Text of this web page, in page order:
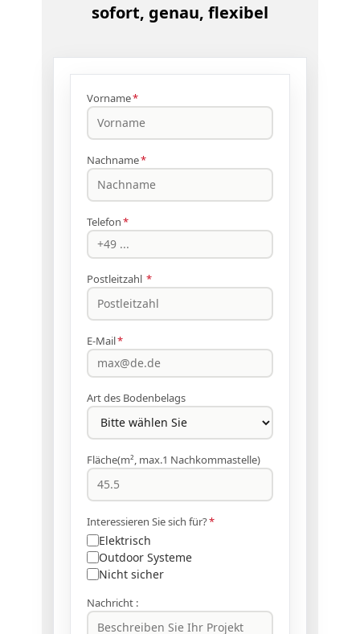
sofort, genau, flexibel
Vorname*
Nachname*
Telefon*
Postleitzahl *
E-Mail*
Art des Bodenbelags
Fläche(m², max.1 Nachkommastelle)
Interessieren Sie sich für?*
Elektrisch
Outdoor Systeme
Nicht sicher
Nachricht :